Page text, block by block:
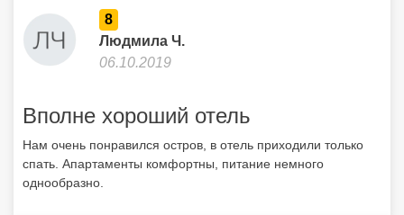
8
Людмила Ч.
06.10.2019
Вполне хороший отель
Нам очень понравился остров, в отель приходили только
спать. Апартаменты комфортны, питание немного
однообразно.